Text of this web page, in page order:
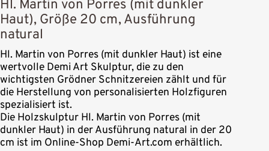
Hl. Martin von Porres (mit dunkler
Haut), Größe 20 cm, Ausführung
natural
Hl. Martin von Porres (mit dunkler Haut) ist eine
wertvolle Demi Art Skulptur, die zu den
wichtigsten Grödner Schnitzereien zählt und für
die Herstellung von personalisierten Holzfiguren
spezialisiert ist.
Die Holzskulptur Hl. Martin von Porres (mit
dunkler Haut) in der Ausführung natural in der 20
cm ist im Online-Shop Demi-Art.com erhältlich.